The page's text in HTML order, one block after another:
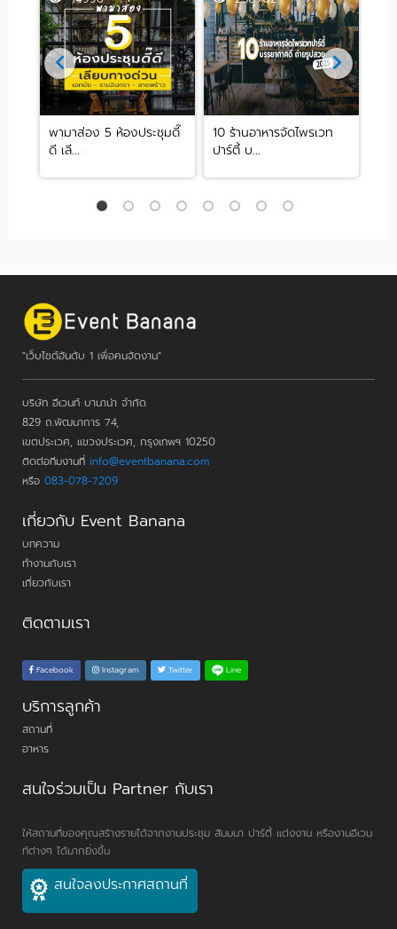
พามาส่อง 5 ห้องประชุมดี๊
ดี เลี...
10 ร้านอาหารจัดไพรเวท
ปาร์ตี้ บ...
"เว็บไซต์อันดับ 1 เพื่อคนจัดงาน"
บริษัท อีเวนท์ บานาน่า จำกัด
829 ถ.พัฒนาการ 74,
เขตประเวศ, แขวงประเวศ, กรุงเทพฯ 10250
ติดต่อทีมงานที่ info@eventbanana.com
หรือ 083-078-7209
เกี่ยวกับ Event Banana
บทความ
ทำงานกับเรา
เกี่ยวกับเรา
ติดตามเรา
Facebook Instagram Twitter Line
บริการลูกค้า
สถานที่
อาหาร
สนใจร่วมเป็น Partner กับเรา
ให้สถานที่ของคุณสร้างรายได้จากงานประชุม สัมมนา ปาร์ตี้ แต่งงาน หรืองานอีเวน
ท์ต่างๆ ได้มากยิ่งขึ้น
สนใจลงประกาศสถานที่